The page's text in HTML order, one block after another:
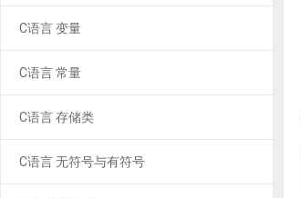
C语言 变量
C语言 常量
C语言 存储类
C语言 无符号与有符号